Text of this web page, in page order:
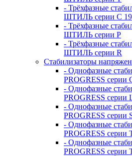
- Трёхфазные
ШТИЛЬ серии C 19
- Трёхфазные
ШТИЛЬ серии P
- Трёхфазные
ШТИЛЬ серии R
Стабилизаторы
- Однофазные
PROGRESS серии
- Однофазные
PROGRESS серии
- Однофазные
PROGRESS серии
- Однофазные
PROGRESS серии
- Однофазные
PROGRESS серии